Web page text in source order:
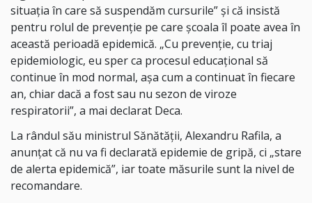
situația în care să suspendăm cursurile” și că insistă
pentru rolul de prevenție pe care școala îl poate avea în
această perioadă epidemică. „Cu prevenție, cu triaj
epidemiologic, eu sper ca procesul educațional să
continue în mod normal, așa cum a continuat în fiecare
an, chiar dacă a fost sau nu sezon de viroze
respiratorii”, a mai declarat Deca.
La rândul său ministrul Sănătății, Alexandru Rafila, a
anunțat că nu va fi declarată epidemie de gripă, ci „stare
de alerta epidemică”, iar toate măsurile sunt la nivel de
recomandare.